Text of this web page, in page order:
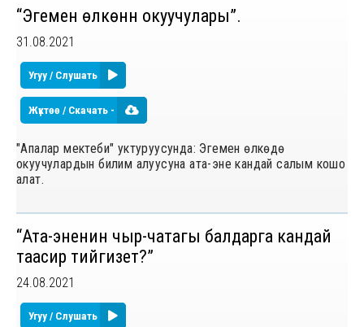
“Эгемен өлкөнүн окуучулары”.
31.08.2021
Угуу / Слушать
Жүктөө / Скачать -
"Апалар мектеби" уктуруусунда: Эгемен өлкөдө
окуучулардын билим алуусуна ата-эне кандай салым кошо
алат.
“Ата-эненин чыр-чатагы балдарга кандай
таасир тийгизет?”
24.08.2021
Угуу / Слушать